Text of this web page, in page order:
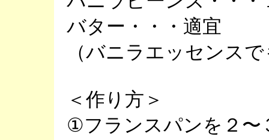
バター・・・適宜
（バニラエッセンス
＜作り方＞
①フランスパンを２〜